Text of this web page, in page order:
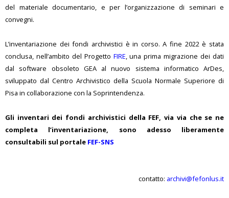
del materiale documentario, e per l’organizzazione di seminari e
convegni.
L’inventariazione dei fondi archivistici è in corso. A fine 2022 è stata
conclusa, nell’ambito del Progetto FIRE, una prima migrazione dei dati
dal software obsoleto GEA al nuovo sistema informatico ArDes,
sviluppato dal Centro Archivistico della Scuola Normale Superiore di
Pisa in collaborazione con la Soprintendenza.
Gli inventari dei fondi archivistici della FEF, via via che se ne
completa l’inventariazione, sono adesso liberamente
consultabili sul portale FEF-SNS
contatto: archivi@fefonlus.it